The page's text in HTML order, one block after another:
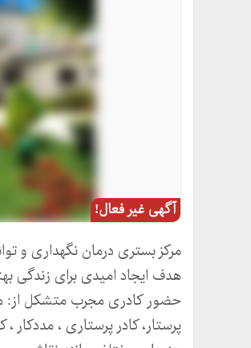
آگهی غیر فعال!
مرکز بستری درمان نگهداری و
هدف ایجاد امیدی برای زندگی
حضور کادری مجرب متشکل
پرستار، کادر پرستاری ، مددکار